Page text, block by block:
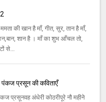
की खान है माँ, गीत, सुर, तान है माँ,
शान है । माँ का शुभ आँचल तो,
से...
प्रसून की कविताएँ
प्रसूनवह अंधेरी कोठरीपूरे नौ महीने